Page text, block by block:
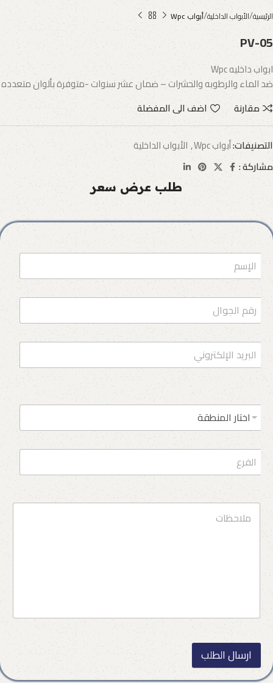
الرئيسية الأبواب الداخلية أبواب Wpc
PV-05
ابواب داخليه Wpc
ضد الماء والرطوبه والحشرات – ضمان عشر سنوات -متوفرة بألوان متعدده
مقارنة
اضف الى المفضلة
التصنيفات:أبواب Wpc ,الأبواب الداخلية
مشاركة :
طلب عرض سعر
ارسال الطلب